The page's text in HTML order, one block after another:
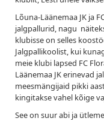
Lõuna-Läänemaa JK ja
jalgpallurid, nagu
klubisse on selles
Jalgpallikoolist, kui
meie klubi lapsed FC
Läänemaa JK erinevad
meesmängijaid pikki
kingitakse vahel kõige
See on suur abi ja